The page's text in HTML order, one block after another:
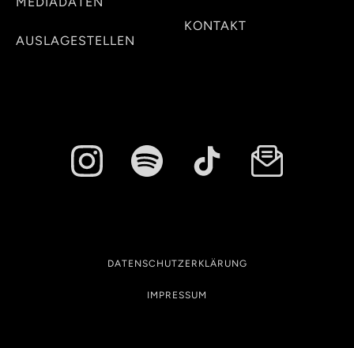
AUSLAGESTELLEN
KONTAKT
DATENSCHUTZERKLÄRUNG
IMPRESSUM